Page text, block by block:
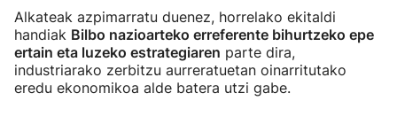
Alkateak azpimarratu duenez, horrelako ekitaldi
handiak Bilbo nazioarteko erreferente bihurtzeko epe
ertain eta luzeko estrategiaren parte dira,
industriarako zerbitzu aurreratuetan oinarritutako
eredu ekonomikoa alde batera utzi gabe.